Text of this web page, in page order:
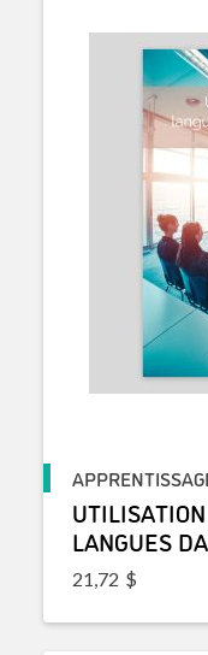
LANGUES
21,72 $